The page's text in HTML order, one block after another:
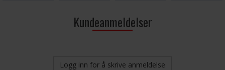
Kundeanmeldelser
Logg inn for å skrive anmeldelse